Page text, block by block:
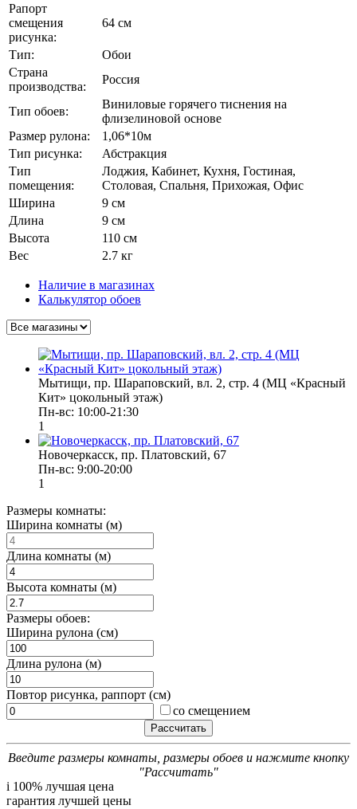
Рапорт
смещения
рисунка:
64 см
Тип:
Обои
Страна
производства:
Россия
Тип обоев:
Виниловые горячего тиснения на
флизелиновой основе
Размер рулона:
1,06*10м
Тип рисунка:
Абстракция
Тип
помещения:
Лоджия, Кабинет, Кухня, Гостиная,
Столовая, Спальня, Прихожая, Офис
Ширина
9 см
Длина
9 см
Высота
110 см
Вес
2.7 кг
Наличие в магазинах
Калькулятор обоев
Мытищи, пр. Шараповский, вл. 2, стр. 4 (МЦ «Красный
Кит» цокольный этаж)
Пн-вс: 10:00-21:30
1
Новочеркасск, пр. Платовский, 67
Пн-вс: 9:00-20:00
1
Размеры комнаты:
Ширина комнаты (м)
Длина комнаты (м)
Высота комнаты (м)
Размеры обоев:
Ширина рулона (см)
Длина рулона (м)
Повтор рисунка, раппорт (см)
со смещением
Введите размеры комнаты, размеры обоев и нажмите кнопку
"Рассчитать"
i 100% лучшая цена
гарантия лучшей цены